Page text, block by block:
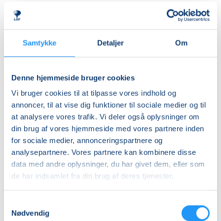
Samtykke Detaljer Om
Denne hjemmeside bruger cookies
Vi bruger cookies til at tilpasse vores indhold og
annoncer, til at vise dig funktioner til sociale medier og til
at analysere vores trafik. Vi deler også oplysninger om
din brug af vores hjemmeside med vores partnere inden
for sociale medier, annonceringspartnere og
analysepartnere. Vores partnere kan kombinere disse
data med andre oplysninger, du har givet dem, eller som
de har indsamlet fra din brug af deres tjenester.
Nødvendig
nedad i fht. aldersrammen. Hvis barnet derimod er
motorisk langt fremme, frisk på nye udfordringer og
måske endda allerede vandtilvænnet, kan det være
individuelle hensyn undervejs.
BEMÆRK
Tilmeldingen gælder en voksen med et barn og det er
kun den voksne, der skal tilmeldes.
Ledig-KBH
Ledig-FRB
DKK 808,00
DKK 907,00
Studerende-FRB
DKK 808,00
Unge (18-25 år)-KBH
DKK 907,00
Info
903092